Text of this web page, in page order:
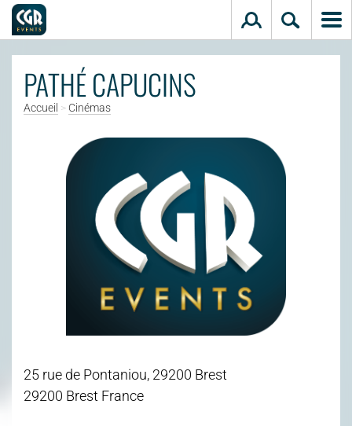
Aller au contenu principal
PATHÉ CAPUCINS
Accueil > Cinémas
25 rue de Pontaniou, 29200 Brest
29200 Brest France